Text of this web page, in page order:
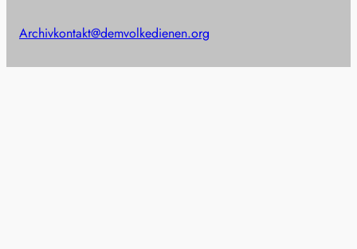
Archivkontakt@demvolkedienen.org